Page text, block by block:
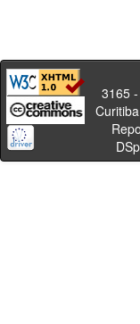
Av.
3165